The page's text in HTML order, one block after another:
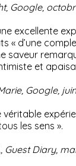
Google,
excellente
« d’une
saveur
et
Google,
véritable
les sens ».
Guest Diary,